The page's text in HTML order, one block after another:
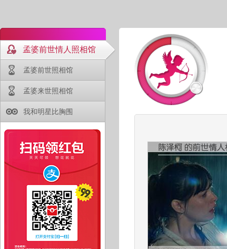
孟婆前世情人照相馆
孟婆前世照相馆
孟婆来世照相馆
我和明星比胸围